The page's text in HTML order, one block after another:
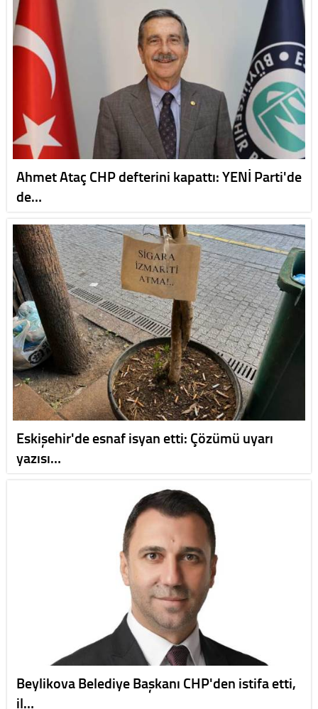
Ahmet Ataç CHP defterini kapattı: YENİ Parti'de
de…
Eskişehir'de esnaf isyan etti: Çözümü uyarı
yazısı…
Beylikova Belediye Başkanı CHP'den istifa etti,
il…